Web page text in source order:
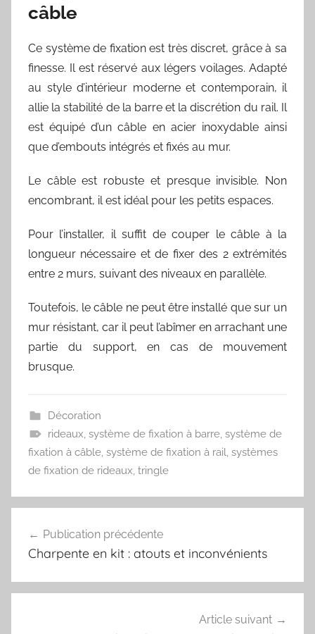
câble
Ce système de fixation est très discret, grâce à sa
finesse. Il est réservé aux légers voilages. Adapté
au style d’intérieur moderne et contemporain, il
allie la stabilité de la barre et la discrétion du rail. Il
est équipé d’un câble en acier inoxydable ainsi
que d’embouts intégrés et fixés au mur.
Le câble est robuste et presque invisible. Non
encombrant, il est idéal pour les petits espaces.
Pour l’installer, il suffit de couper le câble à la
longueur nécessaire et de fixer des 2 extrémités
entre 2 murs, suivant des niveaux en parallèle.
Toutefois, le câble ne peut être installé que sur un
mur résistant, car il peut l’abîmer en arrachant une
partie du support, en cas de mouvement
brusque.
Décoration
rideaux, système de fixation à barre, système de
fixation à câble, système de fixation à rail, systèmes
de fixation de rideaux, tringle
de
Publication précédente
Charpente en kit : atouts et inconvénients
Article suivant